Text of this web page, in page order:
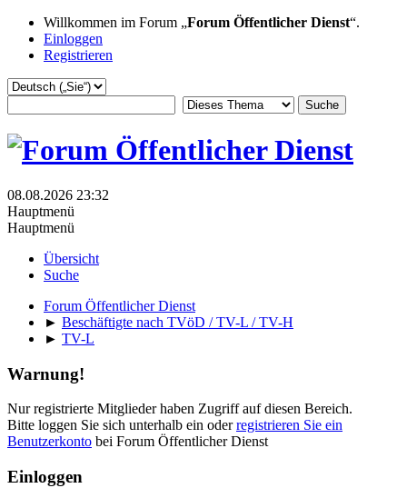
Willkommen im Forum „Forum Öffentlicher Dienst“.
Einloggen
Registrieren
08.08.2026 23:32
Hauptmenü
Hauptmenü
Übersicht
Suche
Forum Öffentlicher Dienst
► Beschäftigte nach TVöD / TV-L / TV-H
► TV-L
Warnung!
Nur registrierte Mitglieder haben Zugriff auf diesen Bereich.
Bitte loggen Sie sich unterhalb ein oderregistrieren Sie ein
Benutzerkonto bei Forum Öffentlicher Dienst
Einloggen